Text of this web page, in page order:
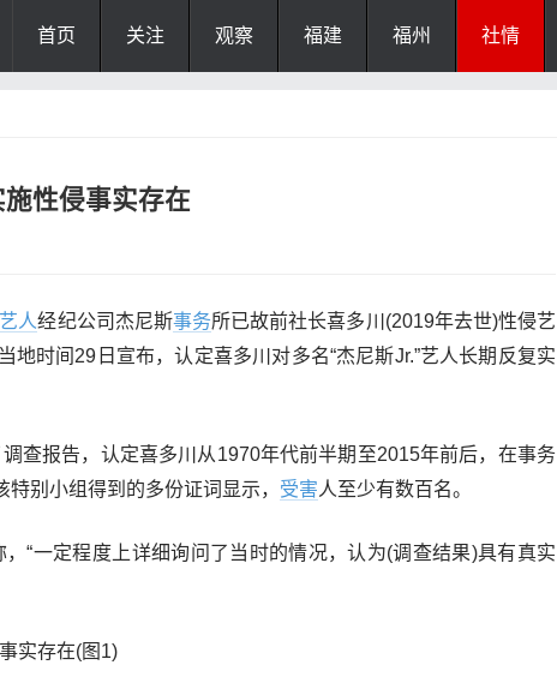
首页 关注 观察 福建 福州 社情
性侵事实存在
艺人经纪公司杰尼斯事务所已故前社长喜多川(2019年去世)性侵艺
地时间29日宣布，认定喜多川对多名“杰尼斯Jr.”艺人长期反复实
查报告，认定喜多川从1970年代前半期至2015年前后，在事务
别小组得到的多份证词显示， 受害人至少有数百名。
“一定程度上详细询问了当时的情况，认为(调查结果)具有真实